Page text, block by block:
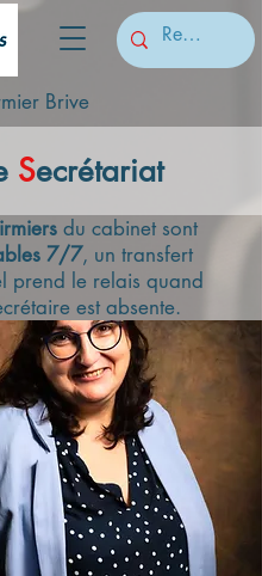
Brive
Secrétariat
du cabinet sont
7/7, un transfert
prend le relais quand
est absente.